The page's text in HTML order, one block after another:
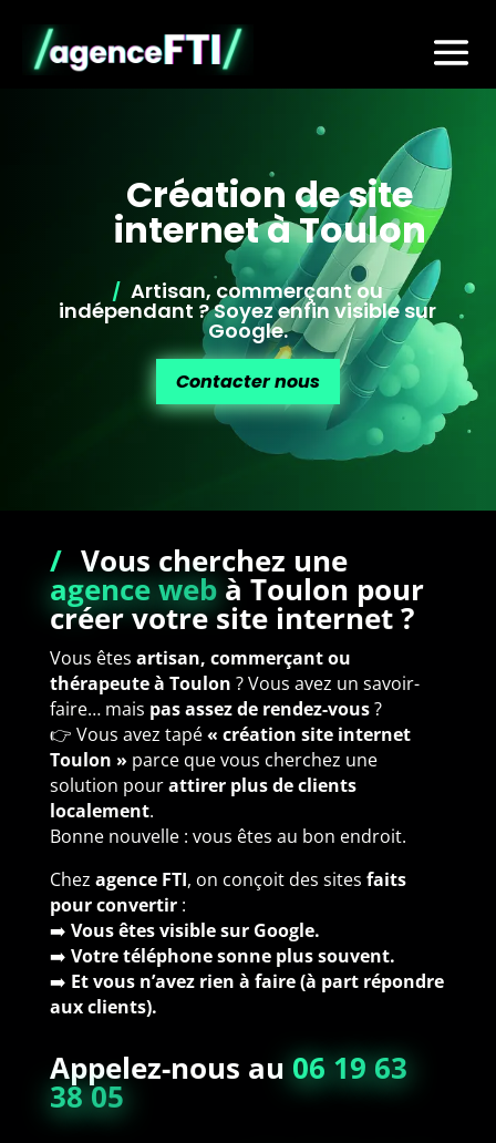
Création de site
internet à Toulon
/ Artisan, commerçant ou
indépendant ? Soyez enfin visible sur
Google.
Contacter nous
/ Vous cherchez une
agence web à Toulon pour
créer votre site internet ?
Vous êtes artisan, commerçant ou
thérapeute à Toulon ? Vous avez un savoir-
faire… mais pas assez de rendez-vous?
👉 Vous avez tapé« création site internet
Toulon » parce que vous cherchez une
solution pourattirer plus de clients
localement.
Bonne nouvelle : vous êtes au bon endroit.
Chez agence FTI, on conçoit des sites faits
pour convertir:
➡️ Vous êtes visible sur Google.
➡️ Votre téléphone sonne plus souvent.
➡️ Et vous n’avez rien à faire (à part répondre
aux clients).
Appelez-nous au 06 19 63
38 05